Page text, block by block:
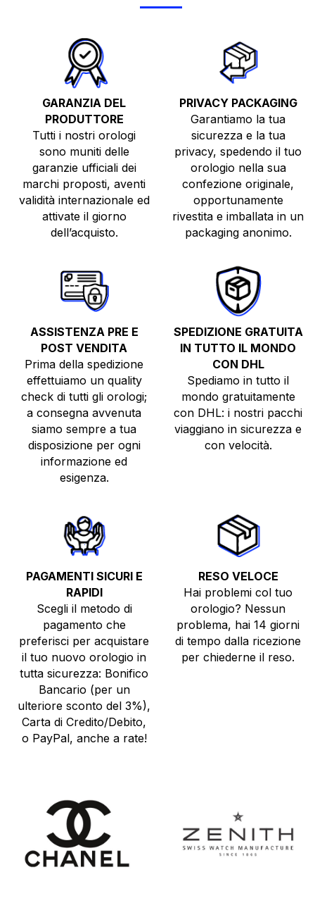
TUTTI GLI OROLOGI
NUOVI
USATI
TOP BRANDS
GARANZIA DEL
PRODUTTORE
Tutti i nostri orologi
sono muniti delle
garanzie ufficiali dei
marchi proposti, aventi
validità internazionale ed
attivate il giorno
dell’acquisto.
PRIVACY PACKAGING
Garantiamo la tua
sicurezza e la tua
privacy, spedendo il tuo
orologio nella sua
confezione originale,
opportunamente
rivestita e imballata in un
packaging anonimo.
ASSISTENZA PRE E
POST VENDITA
Prima della spedizione
effettuiamo un quality
check di tutti gli orologi;
a consegna avvenuta
siamo sempre a tua
disposizione per ogni
informazione ed
esigenza.
SPEDIZIONE GRATUITA
IN TUTTO IL MONDO
CON DHL
Spediamo in tutto il
mondo gratuitamente
con DHL: i nostri pacchi
viaggiano in sicurezza e
con velocità.
PAGAMENTI SICURI E
RAPIDI
Scegli il metodo di
pagamento che
preferisci per acquistare
il tuo nuovo orologio in
tutta sicurezza: Bonifico
Bancario (per un
ulteriore sconto del 3%),
Carta di Credito/Debito,
o PayPal, anche a rate!
RESO VELOCE
Hai problemi col tuo
orologio? Nessun
problema, hai 14 giorni
di tempo dalla ricezione
per chiederne il reso.